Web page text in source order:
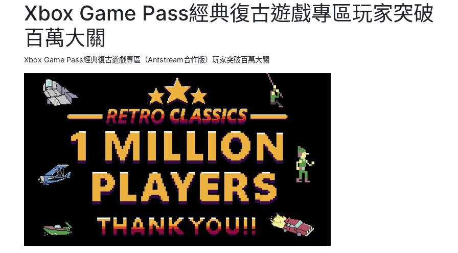
Xbox Game Pass經典復古遊戲專區玩家突破
百萬大關
Xbox Game Pass經典復古遊戲專區（Antstream合作版）玩家突破百萬大關